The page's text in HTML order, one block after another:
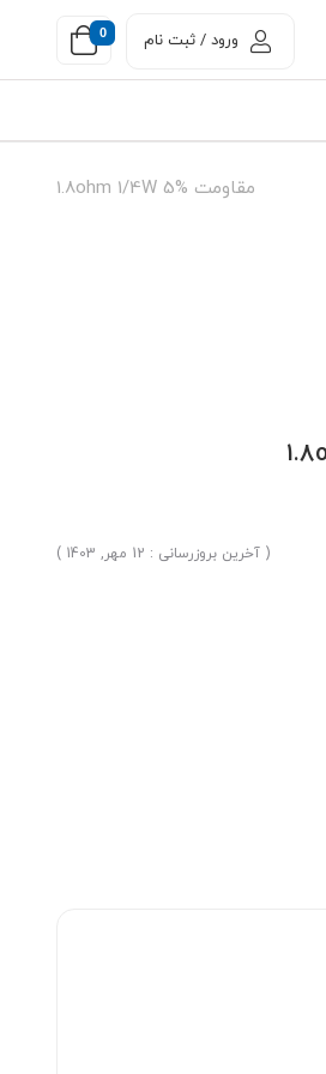
0 ورود / ثبت نام
مقاومت 1.8ohm 1/4W 5%
( آخرین بروزرسانی : 12 مهر, 1403 )